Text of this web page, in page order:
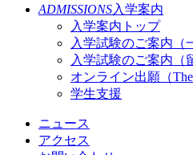
ADMISSIONS入学案内
入学案内トップ
入学試験のご案内（
入学試験のご案内（
オンライン出願（The
学生支援
ニュース
アクセス